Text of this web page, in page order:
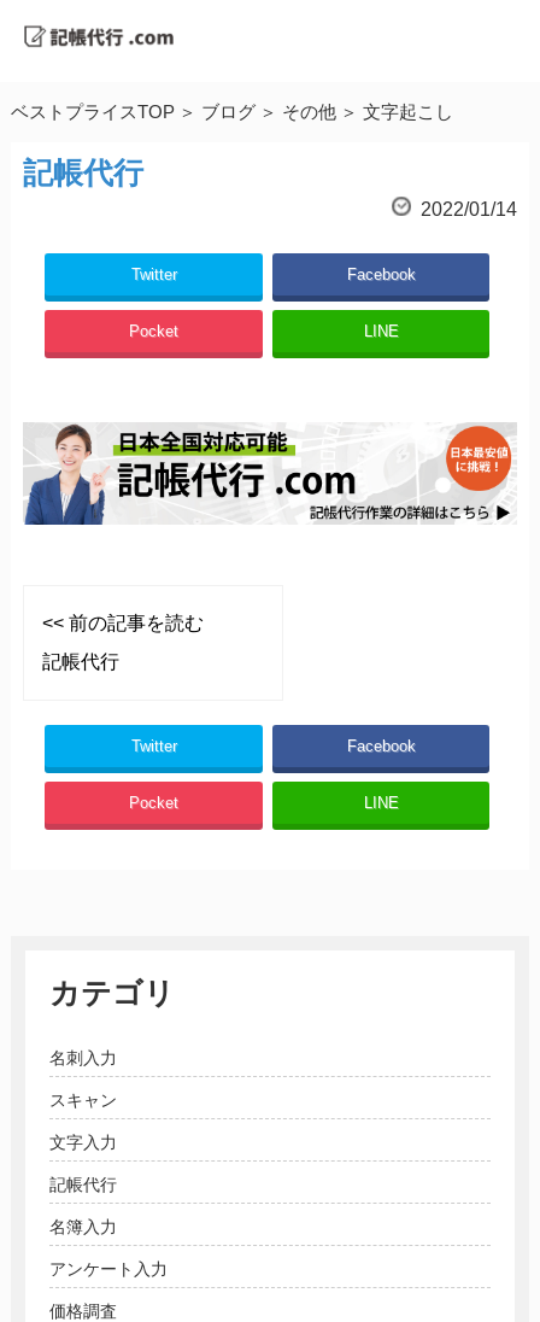
ベストプライスTOP ブログ その他 文字起こし
記帳代行
2022/01/14
Twitter Facebook
Pocket LINE
<< 前の記事を読む
記帳代行
Twitter Facebook
Pocket LINE
カテゴリ
名刺入力
スキャン
文字入力
記帳代行
名簿入力
アンケート入力
価格調査